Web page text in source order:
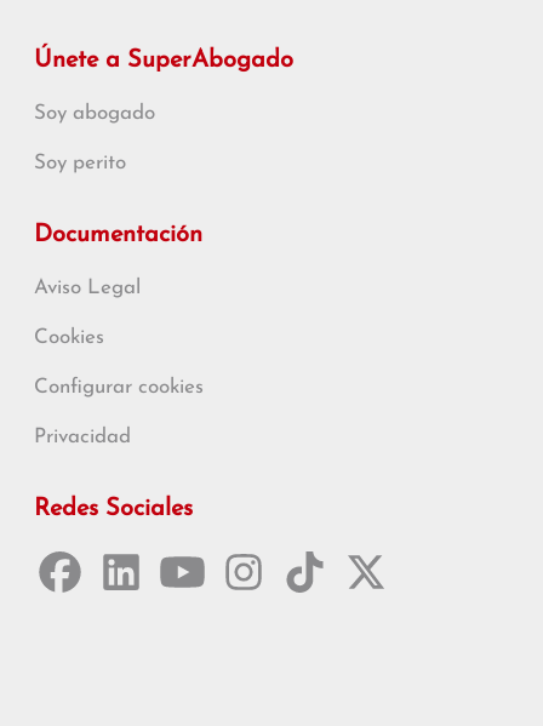
Únete a SuperAbogado
Soy abogado
Soy perito
Documentación
Aviso Legal
Cookies
Configurar cookies
Privacidad
Redes Sociales